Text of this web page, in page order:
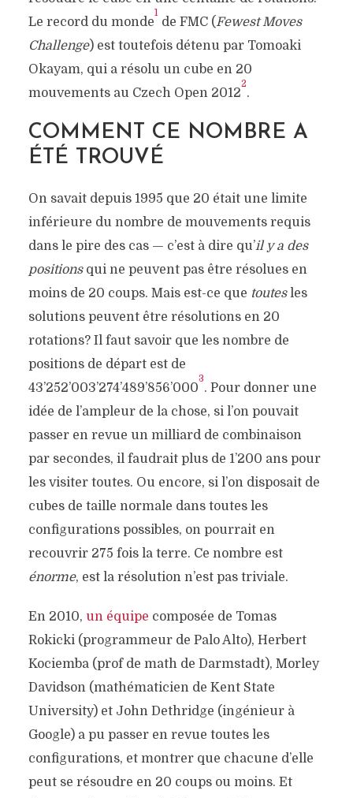
Le record du monde
1
de FMC (Fewest Moves
Challenge) est toutefois détenu par Tomoaki
Okayam, qui a résolu un cube en 20
mouvements au Czech Open 2012
2
.
COMMENT CE NOMBRE A
ÉTÉ TROUVÉ
On savait depuis 1995 que 20 était une limite
inférieure du nombre de mouvements requis
dans le pire des cas — c’est à dire qu’il y a des
positionsqui ne peuvent pas être résolues en
moins de 20 coups. Mais est-ce que toutesles
solutions peuvent être résolutions en 20
rotations? Il faut savoir que les nombre de
positions de départ est de
43’252’003’274’489’856’000
3
. Pour donner une
idée de l’ampleur de la chose, si l’on pouvait
passer en revue un milliard de combinaison
par secondes, il faudrait plus de 1’200 ans pour
les visiter toutes. Ou encore, si l’on disposait de
cubes de taille normale dans toutes les
configurations possibles, on pourrait en
recouvrir 275 fois la terre. Ce nombre est
énorme, est la résolution n’est pas triviale.
En 2010, un équipe composée de Tomas
Rokicki (programmeur de Palo Alto), Herbert
Kociemba (prof de math de Darmstadt), Morley
Davidson (mathématicien de Kent State
University) et John Dethridge (ingénieur à
Google) a pu passer en revue toutes les
configurations, et montrer que chacune d’elle
peut se résoudre en 20 coups ou moins. Et